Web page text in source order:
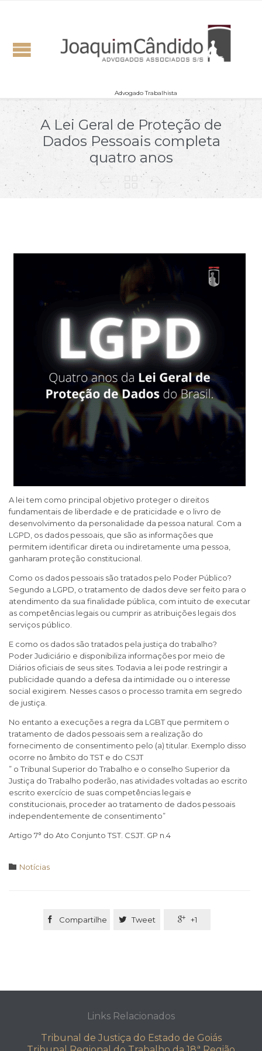
Advogado Trabalhista
A Lei Geral de Proteção de
Dados Pessoais completa
quatro anos
 
A lei tem como principal objetivo proteger o direitos
fundamentais de liberdade e de praticidade e o livro de
desenvolvimento da personalidade da pessoa natural. Com a
LGPD, os dados pessoais, que são as informações que
permitem identificar direta ou indiretamente uma pessoa,
ganharam proteção constitucional.
Como os dados pessoais são tratados pelo Poder Público?
Segundo a LGPD, o tratamento de dados deve ser feito para o
atendimento da sua finalidade pública, com intuito de executar
as competências legais ou cumprir as atribuições legais dos
serviços público.
E como os dados são tratados pela justiça do trabalho?
Poder Judiciário e disponibiliza informações por meio de
Diários oficiais de seus sites. Todavia a lei pode restringir a
publicidade quando a defesa da intimidade ou o interesse
social exigirem. Nesses casos o processo tramita em segredo
de justiça.
No entanto a execuções a regra da LGBT que permitem o
tratamento de dados pessoais sem a realização do
fornecimento de consentimento pelo (a) titular. Exemplo disso
ocorre no âmbito do TST e do CSJT
” o Tribunal Superior do Trabalho e o conselho Superior da
Justiça do Trabalho poderão, nas atividades voltadas ao escrito
escrito exercício de suas competências legais e
constitucionais, proceder ao tratamento de dados pessoais
independentemente de consentimento”
Artigo 7° do Ato Conjunto TST. CSJT. GP n.4
 Category
Notícias
 Compartilhe  Tweet  +1
Links Relacionados
Tribunal de Justiça do Estado de Goiás